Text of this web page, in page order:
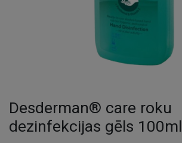
Desderman® care roku
dezinfekcijas gēls 100ml